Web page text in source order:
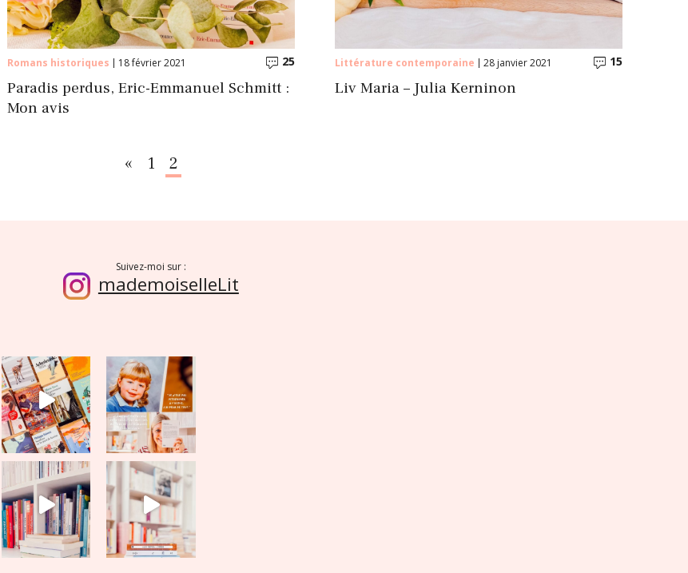
Romans historiques 18 février 2021 25 Commentaires
Paradis perdus, Eric-Emmanuel Schmitt :
Mon avis
Littérature contemporaine 28 janvier 2021 15
Liv Maria – Julia Kerninon
« Précédent
1 2
Suivez-moi sur :
mademoiselleLit